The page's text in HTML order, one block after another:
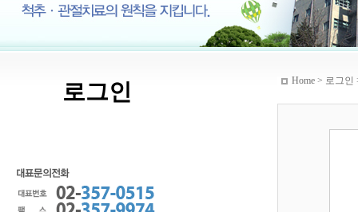
로그인 Home > 로그인